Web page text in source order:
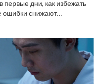
первые дни, как избежать
ошибки снижают